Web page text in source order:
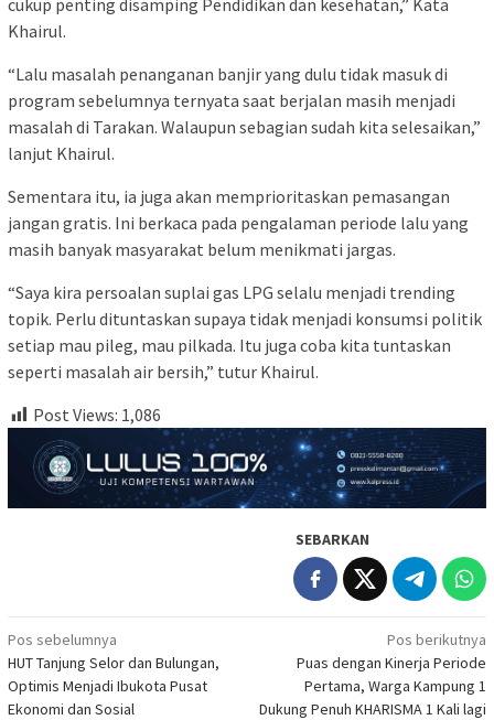
cukup penting disamping Pendidikan dan kesehatan,” Kata
Khairul.
“Lalu masalah penanganan banjir yang dulu tidak masuk di
program sebelumnya ternyata saat berjalan masih menjadi
masalah di Tarakan. Walaupun sebagian sudah kita selesaikan,”
lanjut Khairul.
Sementara itu, ia juga akan memprioritaskan pemasangan
jangan gratis. Ini berkaca pada pengalaman periode lalu yang
masih banyak masyarakat belum menikmati jargas.
“Saya kira persoalan suplai gas LPG selalu menjadi trending
topik. Perlu dituntaskan supaya tidak menjadi konsumsi politik
setiap mau pileg, mau pilkada. Itu juga coba kita tuntaskan
seperti masalah air bersih,” tutur Khairul.
Post Views: 1,086
SEBARKAN
Navigasi
pos
Pos sebelumnya
HUT Tanjung Selor dan Bulungan,
Optimis Menjadi Ibukota Pusat
Ekonomi dan Sosial
Pos berikutnya
Puas dengan Kinerja Periode
Pertama, Warga Kampung 1
Dukung Penuh KHARISMA 1 Kali lagi